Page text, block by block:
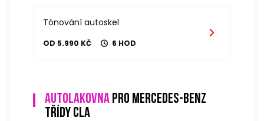
Tónování autoskel
OD 5.990 KČ 6 HOD
Autolakovna pro mercedes-benz
třídy cla